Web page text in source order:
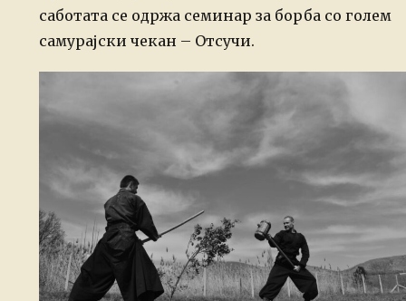
саботата се одржа семинар за борба со голем
самурајски чекан – Отсучи.